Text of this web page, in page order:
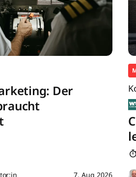
Der
7. Aug 2026